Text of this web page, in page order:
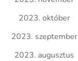
2023. október
2023. szeptember
2023. augusztus